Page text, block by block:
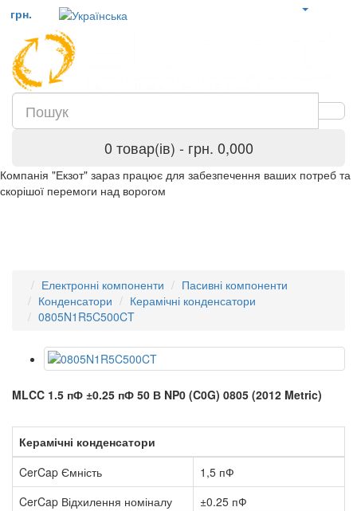
грн.
0 товар(ів) - грн. 0,000
Компанія "Екзот" зараз працює для забезпечення ваших потреб та
скорішої перемоги над ворогом
Електронні компоненти
Пасивні компоненти
Конденсатори
Керамічні конденсатори
0805N1R5C500CT
MLCC 1.5 пФ ±0.25 пФ 50 В NP0 (C0G) 0805 (2012 Metric)
Керамічні конденсатори
CerCap Ємність
1,5 пФ
CerCap Відхилення номіналу
±0.25 пФ